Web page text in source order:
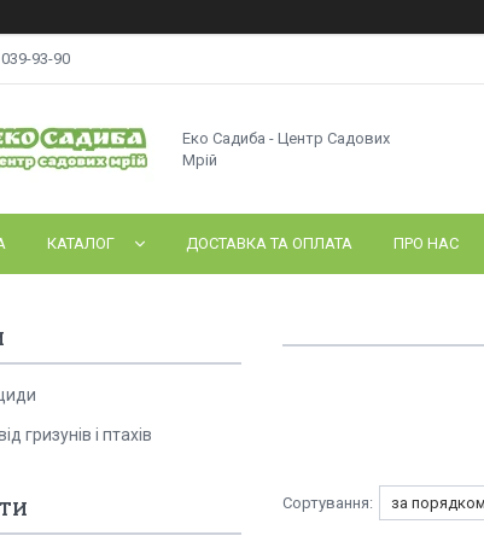
93-90
Еко Садиба - Центр Садових
Мрій
КАТАЛОГ ДОСТАВКА ТА ОПЛАТА ПРО НАС
гризунів і птахів